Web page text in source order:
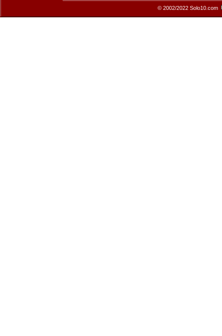
© 2002/2022 Solo10.com